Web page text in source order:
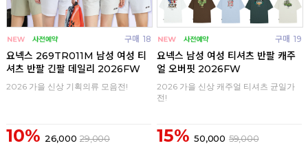
구매 18
요넥스 269TR011M 남성 여성 티
셔츠 반팔 긴팔 데일리 2026FW
2026 가을 신상 기획의류 모음전!
10% 26,000 29,000
구매 19
요넥스 남성 여성 티셔츠 반팔 캐주
얼 오버핏 2026FW
2026 가을 신상 캐주얼 티셔츠 균일가
전!
15% 50,000 59,000